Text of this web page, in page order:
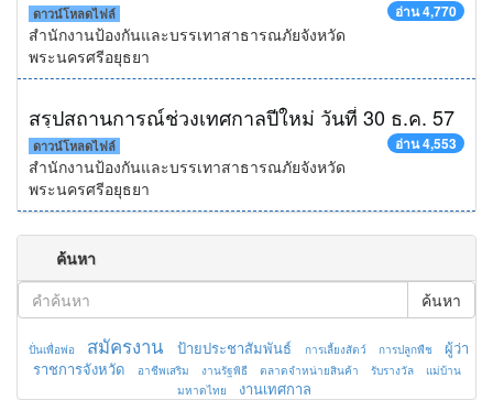
ดาวน์โหลดไฟล์ อ่าน 4,770
สำนักงานป้องกันและบรรเทาสาธารณภัยจังหวัด
พระนครศรีอยุธยา
สรุปสถานการณ์ช่วงเทศกาลปีใหม่ วันที่ 30 ธ.ค. 57
ดาวน์โหลดไฟล์ อ่าน 4,553
สำนักงานป้องกันและบรรเทาสาธารณภัยจังหวัด
พระนครศรีอยุธยา
ค้นหา
ค้นหา
ปั่นเพื่อพ่อ สมัครงาน ป้ายประชาสัมพันธ์ การเลี้ยงสัตว์ การปลูกพืช
ผู้ว่า
ราชการจังหวัด
อาชีพเสริม งานรัฐพิธี ตลาดจำหน่ายสินค้า รับรางวัล
แม่บ้าน
มหาดไทย
งานเทศกาล